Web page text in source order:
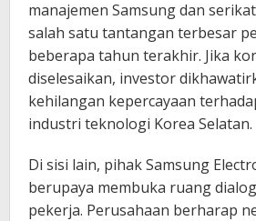
manajemen Samsung dan
salah satu tantangan terbesar
beberapa tahun terakhir. Jika
diselesaikan, investor
kehilangan kepercayaan
industri teknologi Korea Selatan.
Di sisi lain, pihak Samsung
berupaya membuka ruang
pekerja. Perusahaan berharap